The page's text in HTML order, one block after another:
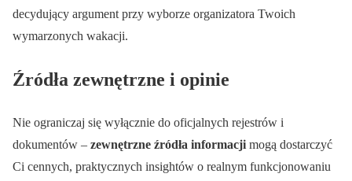
decydujący argument przy wyborze organizatora Twoich
wymarzonych wakacji.
Źródła zewnętrzne i opinie
Nie ograniczaj się wyłącznie do oficjalnych rejestrów i
dokumentów – zewnętrzne źródła informacji mogą dostarczyć
Ci cennych, praktycznych insightów o realnym funkcjonowaniu